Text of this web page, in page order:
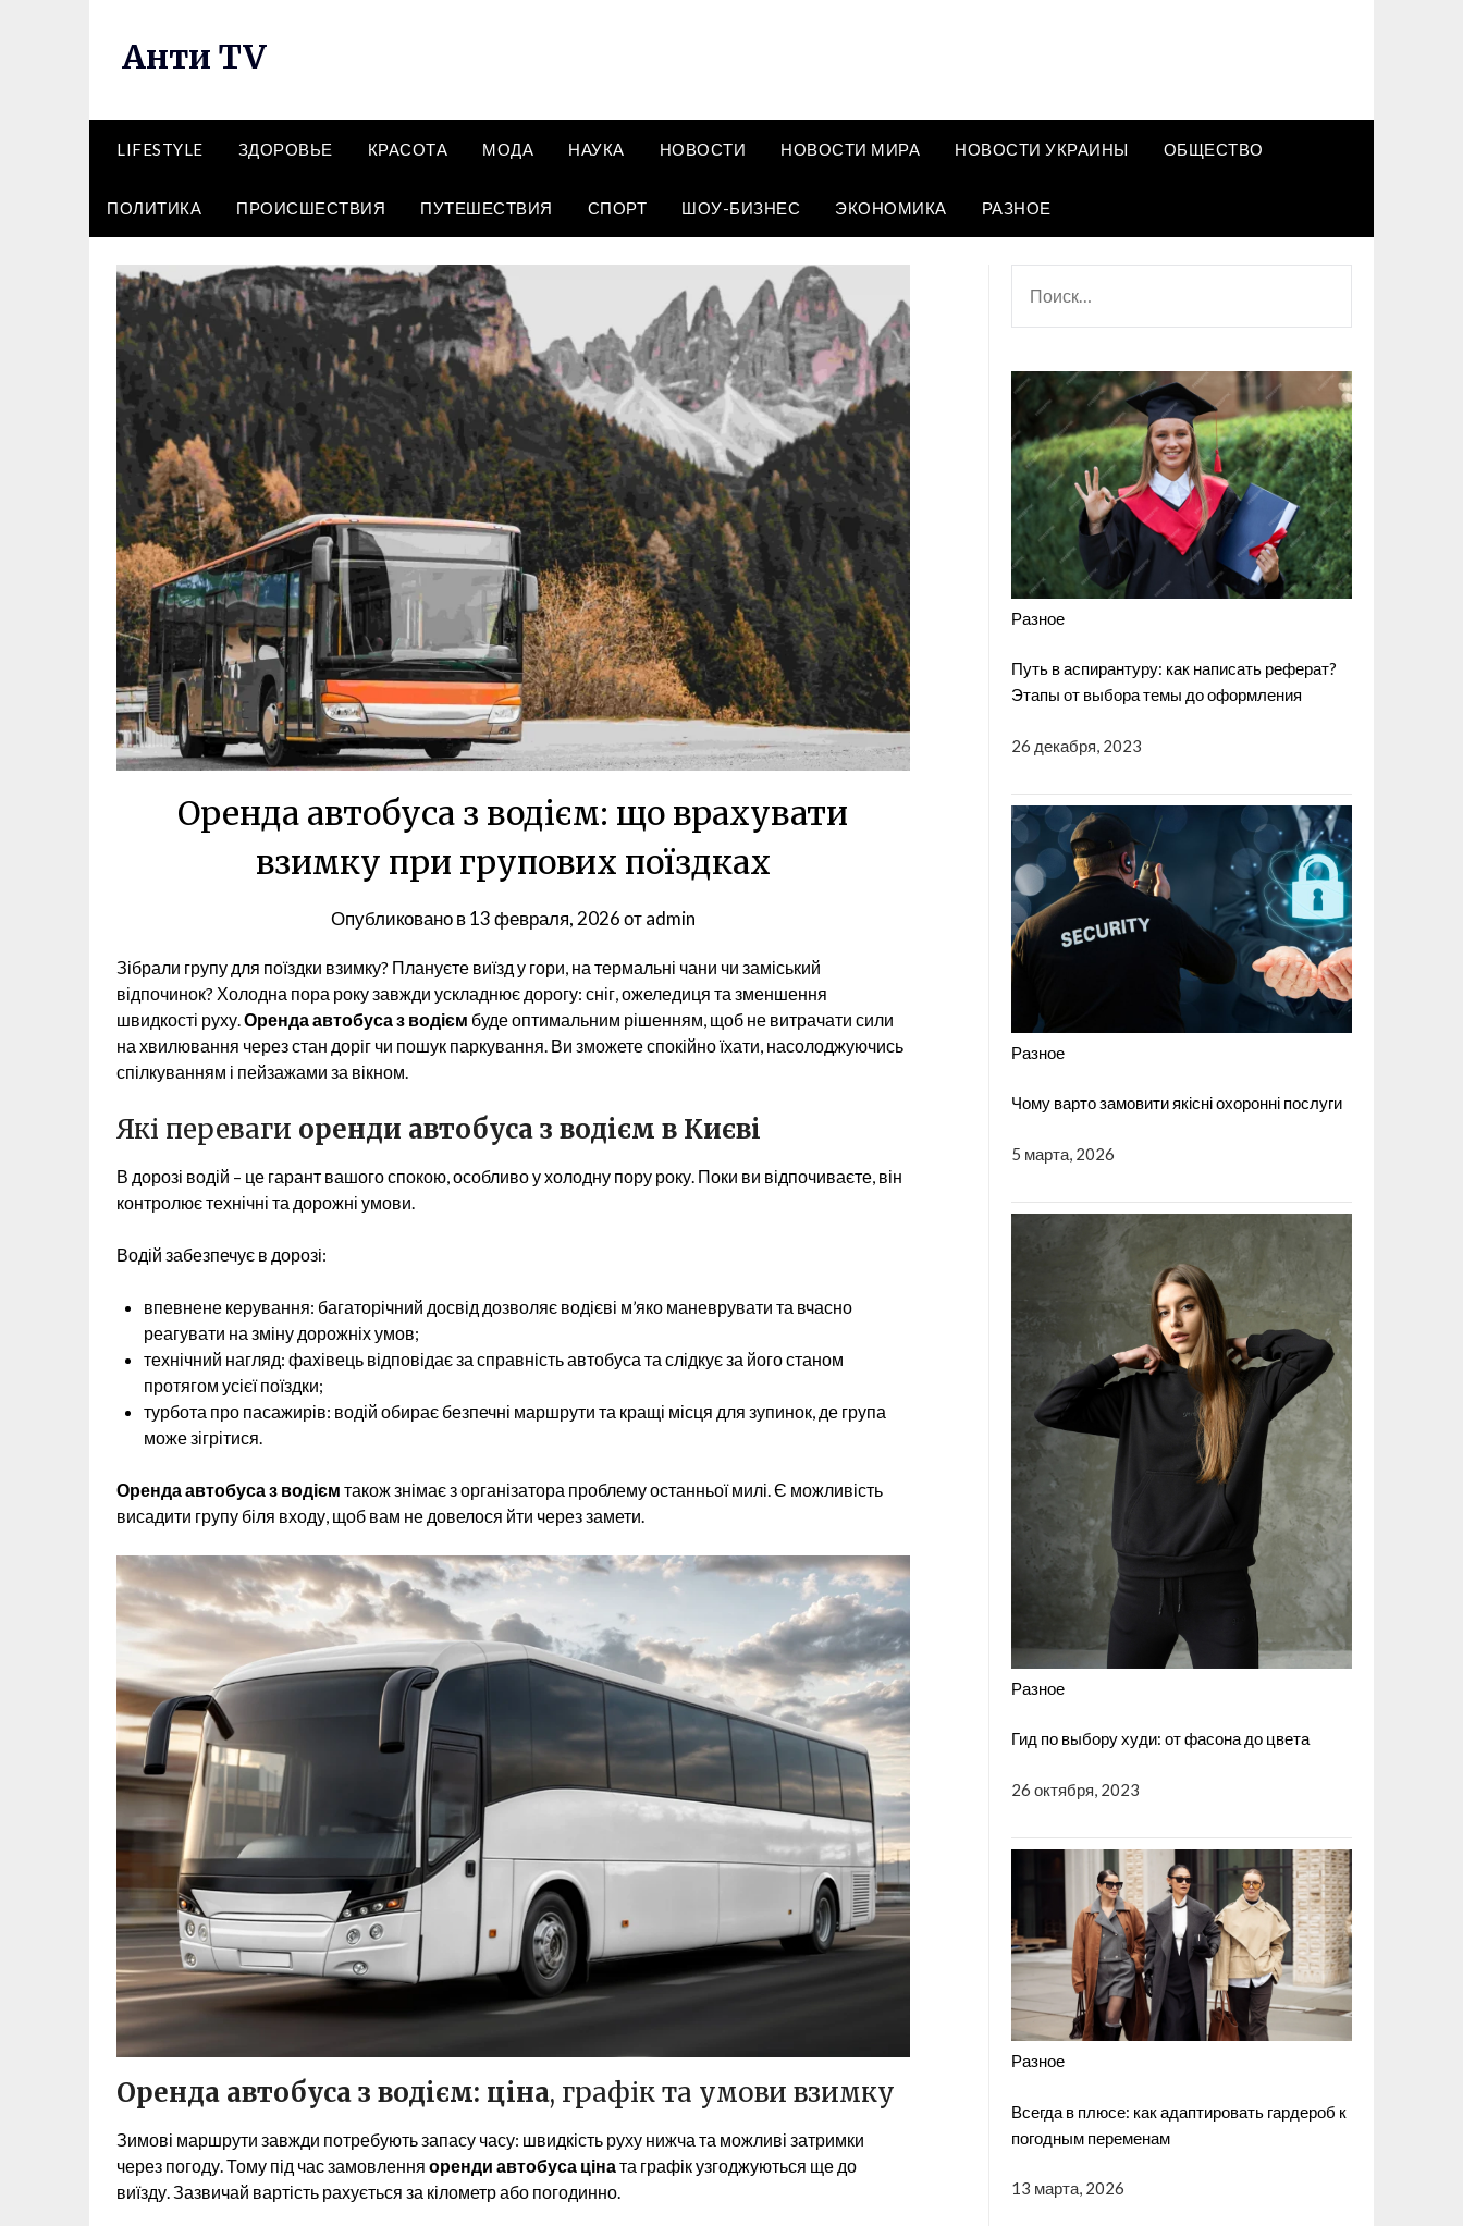
Анти TV
LIFESTYLE ЗДОРОВЬЕ КРАСОТА МОДА НАУКА НОВОСТИ НОВОСТИ МИРА НОВОСТИ УКРАИНЫ ОБЩЕСТВО
ПОЛИТИКА ПРОИСШЕСТВИЯ ПУТЕШЕСТВИЯ СПОРТ ШОУ-БИЗНЕС ЭКОНОМИКА РАЗНОЕ
Оренда автобуса з водієм: що врахувати
взимку при групових поїздках
Опубликовано в13 февраля, 2026отadmin
Зібрали групу для поїздки взимку? Плануєте виїзд у гори, на термальні чани чи заміський
відпочинок? Холодна пора року завжди ускладнює дорогу: сніг, ожеледиця та зменшення
швидкості руху. Оренда автобуса з водієм буде оптимальним рішенням, щоб не витрачати сили
на хвилювання через стан доріг чи пошук паркування. Ви зможете спокійно їхати, насолоджуючись
спілкуванням і пейзажами за вікном.
Які переваги оренди автобуса з водієм в Києві
В дорозі водій – це гарант вашого спокою, особливо у холодну пору року. Поки ви відпочиваєте, він
контролює технічні та дорожні умови.
Водій забезпечує в дорозі:
впевнене керування: багаторічний досвід дозволяє водієві м’яко маневрувати та вчасно
реагувати на зміну дорожніх умов;
технічний нагляд: фахівець відповідає за справність автобуса та слідкує за його станом
протягом усієї поїздки;
турбота про пасажирів: водій обирає безпечні маршрути та кращі місця для зупинок, де група
може зігрітися.
Оренда автобуса з водієм також знімає з організатора проблему останньої милі. Є можливість
висадити групу біля входу, щоб вам не довелося йти через замети.
Оренда автобуса з водієм: ціна, графік та умови взимку
Зимові маршрути завжди потребують запасу часу: швидкість руху нижча та можливі затримки
через погоду. Тому під час замовлення оренди автобуса ціната графік узгоджуються ще до
виїзду. Зазвичай вартість рахується за кілометр або погодинно.
Разное
Путь в аспирантуру: как написать реферат?
Этапы от выбора темы до оформления
26 декабря, 2023
Разное
Чому варто замовити якісні охоронні послуги
5 марта, 2026
Разное
Гид по выбору худи: от фасона до цвета
26 октября, 2023
Разное
Всегда в плюсе: как адаптировать гардероб к
погодным переменам
13 марта, 2026